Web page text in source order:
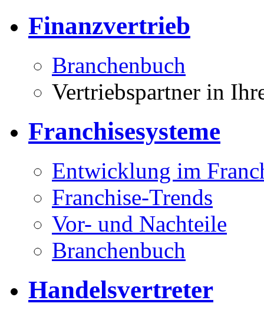
Finanzvertrieb
Branchenbuch
Vertriebspartner in
Franchisesysteme
Entwicklung im
Franchise-Trends
Vor- und Nachteile
Branchenbuch
Handelsvertreter